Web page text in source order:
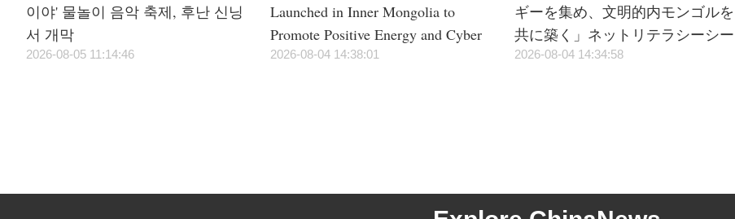
이야' 물놀이 음악 축제, 후난 신닝
서 개막
2026-08-05 11:14:46
Launched in Inner Mongolia to
Promote Positive Energy and Cyber
Civilization
2026-08-04 14:38:01
ギーを集め、文明的内モンゴルを
共に築く」ネットリテラシーシー
ズンイベントが正式に始動
2026-08-04 14:34:58